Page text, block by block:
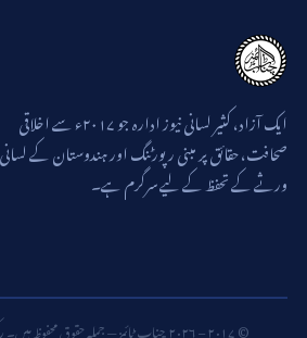
ایک آزاد، کثیر لسانی نیوز ادارہ جو ۲۰۱۷ء سے اخلاقی
صحافت، حقائق پر مبنی رپورٹنگ اور ہندوستان کے لسانی
ورثے کے تحفظ کے لیے سرگرم ہے۔